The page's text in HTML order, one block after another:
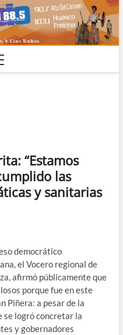
“Estamos
las
y sanitarias
democrático
el Vocero regional de
afirmó públicamente que
porque fue en este
Piñera: a pesar de la
se logró concretar la
y gobernadores